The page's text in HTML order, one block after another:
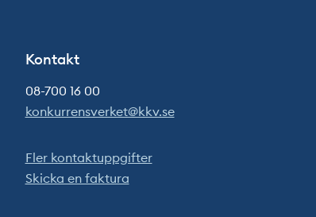
Kontakt
08-700 16 00
konkurrensverket@kkv.se
Fler kontaktuppgifter
Skicka en faktura